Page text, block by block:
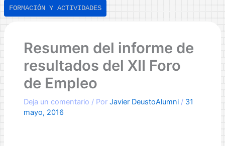
FORMACIÓN Y ACTIVIDADES
Resumen del informe de
resultados del XII Foro
de Empleo
Deja un comentario / Por Javier DeustoAlumni / 31
mayo, 2016